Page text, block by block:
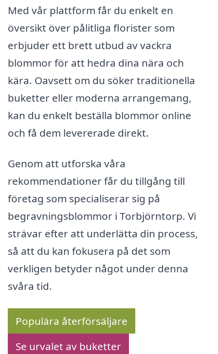
Med vår plattform får du enkelt en
översikt över pålitliga florister som
erbjuder ett brett utbud av vackra
blommor för att hedra dina nära och
kära. Oavsett om du söker traditionella
buketter eller moderna arrangemang,
kan du enkelt beställa blommor online
och få dem levererade direkt.
Genom att utforska våra
rekommendationer får du tillgång till
företag som specialiserar sig på
begravningsblommor i Torbjörntorp. Vi
strävar efter att underlätta din process,
så att du kan fokusera på det som
verkligen betyder något under denna
svåra tid.
Populära återförsäljare
Se urvalet av buketter